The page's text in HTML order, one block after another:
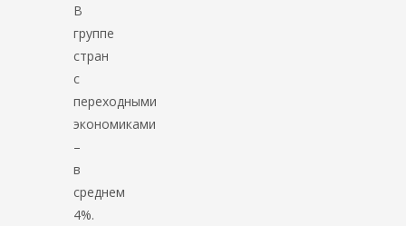
В
группе
стран
с
переходными
экономиками
–
в
среднем
4%.